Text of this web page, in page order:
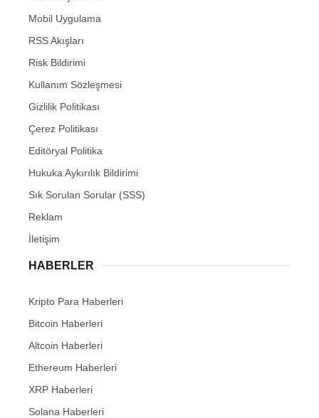
Mobil Uygulama
RSS Akışları
Risk Bildirimi
Kullanım Sözleşmesi
Gizlilik Politikası
Çerez Politikası
Editöryal Politika
Hukuka Aykırılık Bildirimi
Sık Sorulan Sorular (SSS)
Reklam
İletişim
HABERLER
Kripto Para Haberleri
Bitcoin Haberleri
Altcoin Haberleri
Ethereum Haberleri
XRP Haberleri
Solana Haberleri